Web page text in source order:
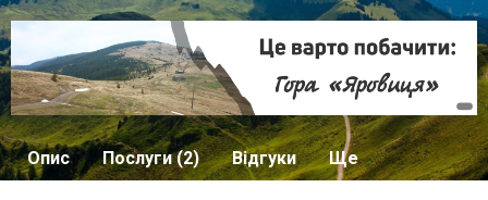
Опис Послуги (2) Відгуки Ще